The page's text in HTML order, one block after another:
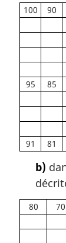
100 90
95
85
91
81
b)
80 70